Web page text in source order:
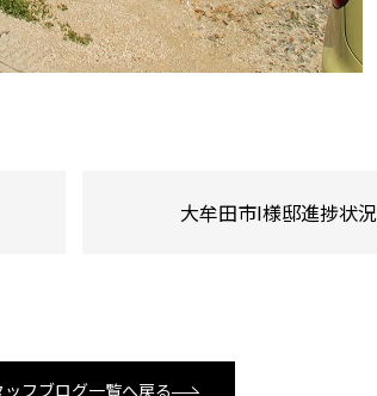
大牟田市I様邸進捗状況
ッフブログ一覧へ戻る